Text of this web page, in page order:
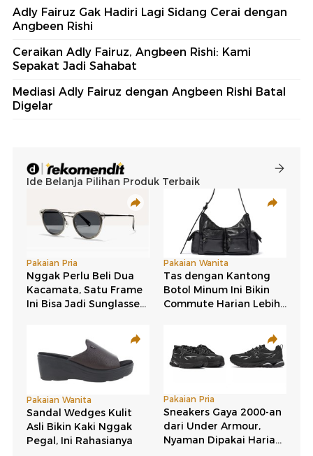
Adly Fairuz Gak Hadiri Lagi Sidang Cerai dengan
Angbeen Rishi
Ceraikan Adly Fairuz, Angbeen Rishi: Kami
Sepakat Jadi Sahabat
Mediasi Adly Fairuz dengan Angbeen Rishi Batal
Digelar